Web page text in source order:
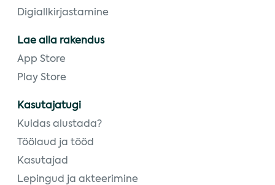
Digiallkirjastamine
Lae alla rakendus
App Store
Play Store
Kasutajatugi
Kuidas alustada?
Töölaud ja tööd
Kasutajad
Lepingud ja akteerimine